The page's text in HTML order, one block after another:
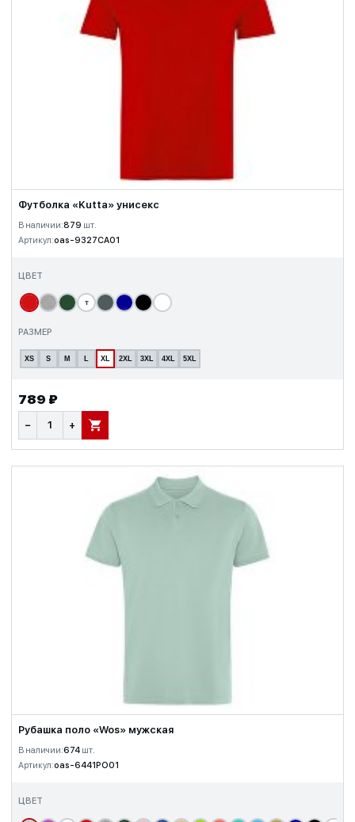
Футболка «Kutta» унисекс
В наличии:879 шт.
Артикул:oas-9327CA01
ЦВЕТ
т
РАЗМЕР
XS S M XL 2XL 3XL 4XL 5XL
789 ₽
− + В КОРЗИНУ
Рубашка поло «Wos» мужская
В наличии:674 шт.
Артикул:oas-6441PO01
ЦВЕТ